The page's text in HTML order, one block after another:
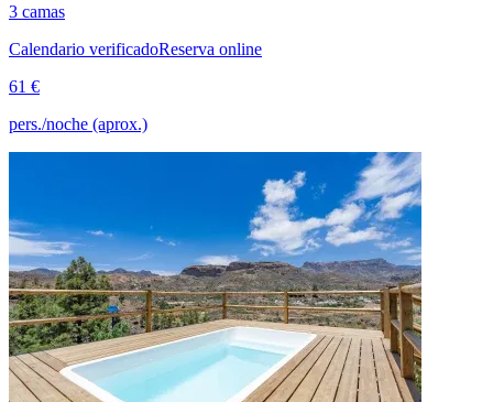
3 camas
Calendario verificadoReserva online
61 €
pers./noche (aprox.)